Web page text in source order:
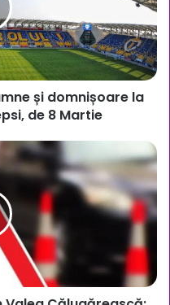
și domnișoare la
de 8 Martie